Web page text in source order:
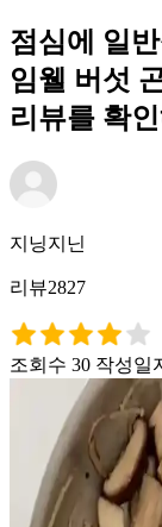
점심에 일
임웰 버섯
리뷰를 확
지닝지닌
리뷰2827
조회수 30 작성일